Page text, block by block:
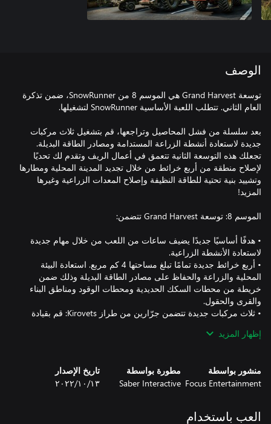
الوصف
توسعة Grand Harvest هي الموسم 8 من SnowRunner، ضمن تذكرة
بعد سلسلة من فشل المحاصيل وتراجعها، قم بتشغيل ثلاث مركبات
جديدة لاستعادة أنشطة الزراعة المستدامة ومصادر الطاقة البديلة.
تجعلك هذه التوسعة الثانية تتعمق في أعمال الريف وتقدم لك تحديًا
لإصلاح منطقة من أربع خرائط من خلال تجديد المدينة المحلية ومطارها
وتشييد بنية تحتية للطاقة النظيفة وإصلاح المعدات الزراعية وغيرها
• هدفًا أساسيًا جديدًا يضيف ساعات من اللعب من خلال مهام جديدة
• أربع خرائط جديدة تمامًا تبلغ مساحتها 4 كم مربع. استعادة البيئة
المحلية والزراعة والحفاظ على مصادر الطاقة البديلة وذلك ضمن
خريطة من محطات السكك الحديدية ومحطات الوقود ومناطق البناء
• ثلاث مركبات جديدة تتضمن جرّارين من طراز Kirovets: قم بقيادة
إظهار المزيد
منشور بواسطة
Focus Entertainment
مطورة بواسطة
Saber Interactive
تاريخ الإصدار
١٣‏/١٠‏/٢٠٢٢
العب باستخدام